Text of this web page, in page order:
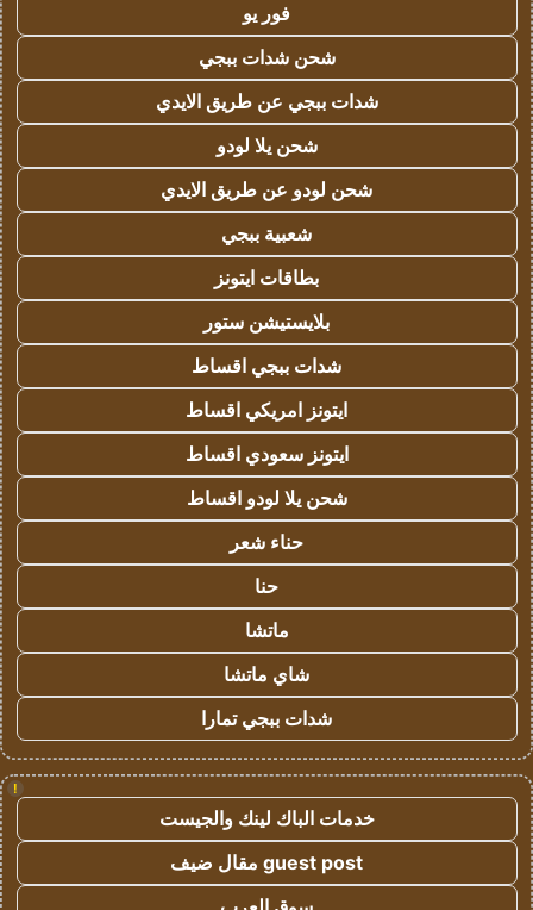
فور يو
شحن شدات ببجي
شدات ببجي عن طريق الايدي
شحن يلا لودو
شحن لودو عن طريق الايدي
شعبية ببجي
بطاقات ايتونز
بلايستيشن ستور
شدات ببجي اقساط
ايتونز امريكي اقساط
ايتونز سعودي اقساط
شحن يلا لودو اقساط
حناء شعر
حنا
ماتشا
شاي ماتشا
شدات ببجي تمارا
!
خدمات الباك لينك والجيست
guest post مقال ضيف